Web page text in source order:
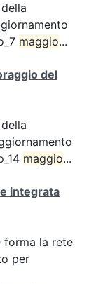
maggio...
del
maggio...
integrata
forma la rete
per